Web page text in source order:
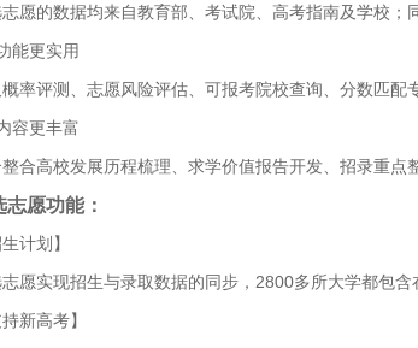
愿的数据均来自教育部、考试院、高考指南及学校；
能更实用
率评测、志愿风险评估、可报考院校查询、分数匹配
容更丰富
合高校发展历程梳理、求学价值报告开发、招录重点
志愿功能：
生计划】
愿实现招生与录取数据的同步，2800多所大学都包含
持新高考】